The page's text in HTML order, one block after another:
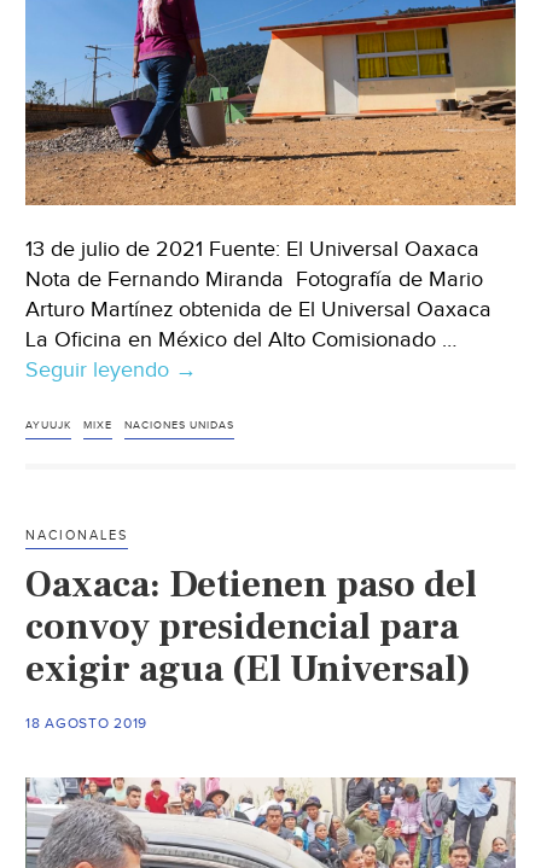
13 de julio de 2021 Fuente: El Universal Oaxaca
Nota de Fernando Miranda Fotografía de Mario
Arturo Martínez obtenida de El Universal Oaxaca
La Oficina en México del Alto Comisionado …
Seguir leyendo Oaxaca-
ONU
Ayutla
a
su
de
4
años
→
AYUUJK MIXE NACIONES UNIDAS
NACIONALES
Oaxaca: Detienen paso del
convoy presidencial para
exigir agua (El Universal)
18 AGOSTO 2019